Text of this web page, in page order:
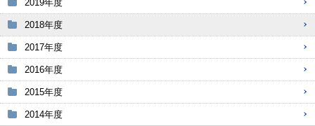
2019年度
2018年度
2017年度
2016年度
2015年度
2014年度